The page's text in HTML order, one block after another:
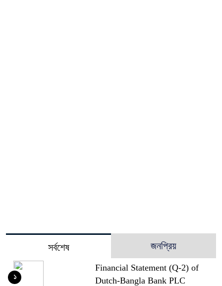
সর্বশেষ জনপ্রিয়
Financial Statement (Q-2) of
Dutch-Bangla Bank PLC
১